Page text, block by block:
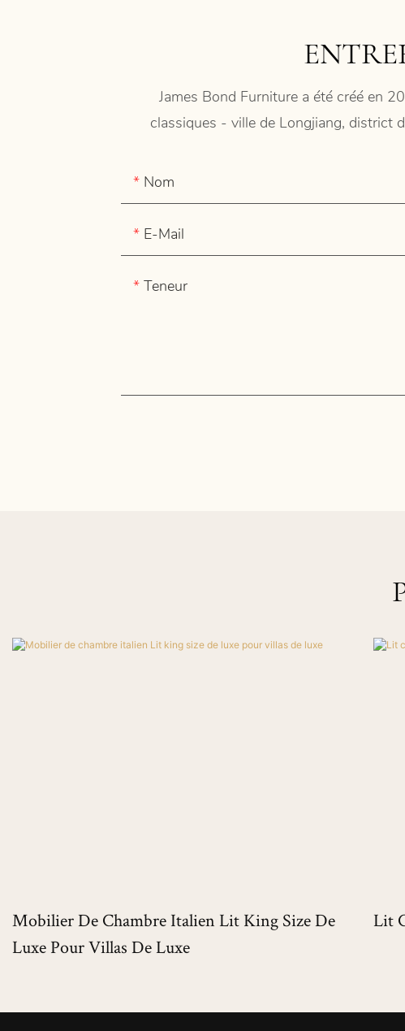
James Bond Furniture a été créé en
classiques - ville de Longjiang, district
Nom
E-Mail
Teneur
Mobilier De Chambre Italien Lit King Size De
Luxe Pour Villas De Luxe
Lit